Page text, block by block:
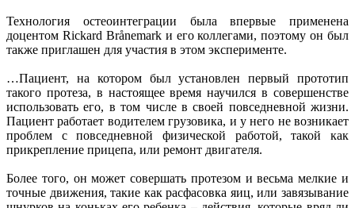
Технология остеоинтеграции была впервые применена
доцентом Rickard Brånemark и его коллегами, поэтому он был
также приглашен для участия в этом эксперименте.
…Пациент, на котором был установлен первый прототип
такого протеза, в настоящее время научился в совершенстве
использовать его, в том числе в своей повседневной жизни.
Пациент работает водителем грузовика, и у него не возникает
проблем с повседневной физической работой, такой как
прикрепление прицепа, или ремонт двигателя.
Более того, он может совершать протезом и весьма мелкие и
точные движения, такие как расфасовка яиц, или завязывание